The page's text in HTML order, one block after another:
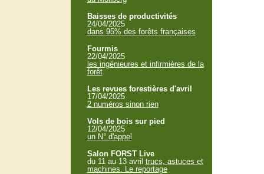
Baisses de productivités
24/04/2025
dans 95% des forêts françaises
Fourmis
22/04/2025
les ingénieures et infirmières de la
forêt
Les revues forestières d'avril
17/04/2025
2 numéros sinon rien
Vols de bois sur pied
12/04/2025
un N° d'appel
Salon FORST Live
du 11 au 13 avril trucs, astuces et
machines. Le reportage